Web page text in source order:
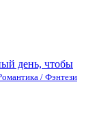
день, чтобы
/ Фэнтези